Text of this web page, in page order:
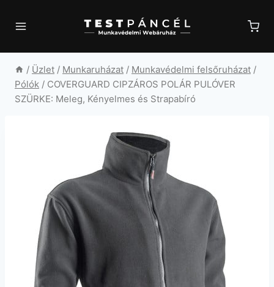
/ Üzlet / Munkaruházat / Munkavédelmi felsőruházat /
Pólók / COVERGUARD CIPZÁROS POLÁR PULÓVER
SZÜRKE: Meleg, Kényelmes és Strapabíró